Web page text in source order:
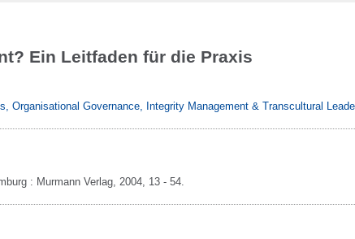
Ein Leitfaden für die Praxis
Organisational Governance, Integrity Management & Transcultural
: Murmann Verlag, 2004, 13 - 54.